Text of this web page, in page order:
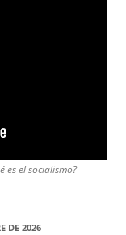
es el socialismo?
DE 2026